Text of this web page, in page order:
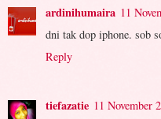
ardinihumaira 11
dni tak dop iphone. sob
Reply
tiefazatie 11 November